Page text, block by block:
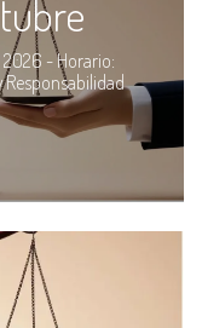
2026 - Horario:
Responsabilidad